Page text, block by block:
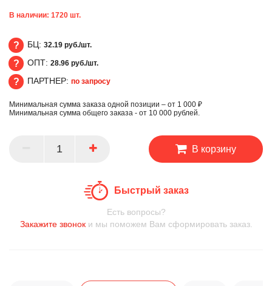
В наличии: 1720 шт.
БЦ
БЦ: 32.19 руб./шт.
ОПТ
ОПТ: 28.96 руб./шт.
ПАРТНЕР
ПАРТНЕР: по запросу
Минимальная сумма заказа одной позиции – от 1 000 ₽
Минимальная сумма общего заказа - от 10 000 рублей.
В корзину
Быстрый заказ
Есть вопросы?
Закажите звоноки мы поможем Вам сформировать заказ.